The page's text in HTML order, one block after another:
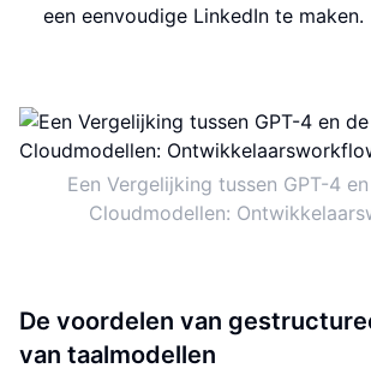
een eenvoudige LinkedIn te maken.
Een Vergelijking tussen GPT-4
Cloudmodellen:
De voordelen van
van taalmodellen